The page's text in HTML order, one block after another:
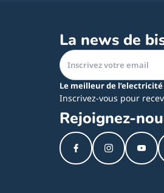
La news de
Le meilleur de
Inscrivez-vous pour
Rejoignez-